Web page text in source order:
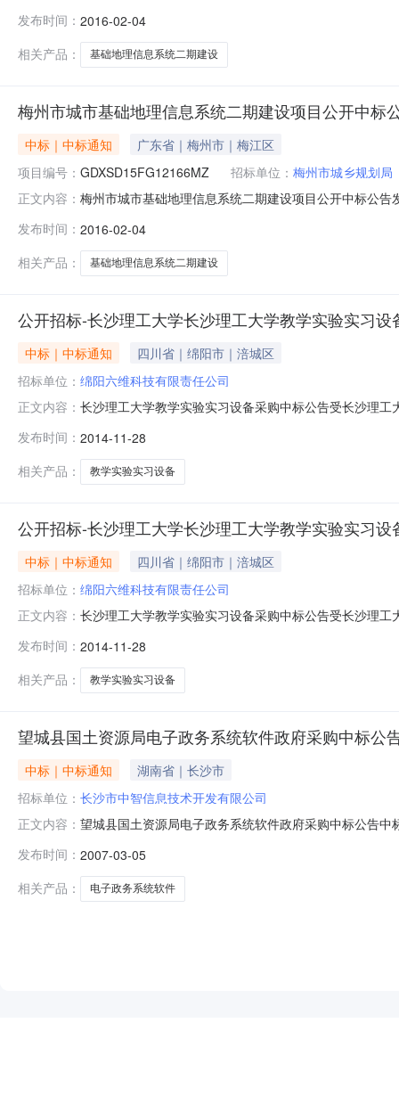
目联系电话详见公告正文采购人梅州市城乡规划局采购
见公告正文代理机构联系方式详见公告正
发布时间： 2016-02-04
相关产品：
基础地理信息系统二期建设
梅州市城市基础地理信息系统二期建设项目公开中标
中标｜中标通知
广东省｜梅州市｜梅江区
项目编号： GDXSD15FG12166MZ 招标单位： 梅州市城乡规划局
正文内容： 梅州市城市基础地理信息系统二期建设项目公开中标公
1月13日就梅州市城市基础地理信息系统二期建设项目（
发布时间： 2016-02-04
相关产品：
基础地理信息系统二期建设
公开招标-长沙理工大学长沙理工大学教学实验实习设
中标｜中标通知
四川省｜绵阳市｜涪城区
招标单位： 绵阳六维科技有限责任公司
正文内容： 长沙理工大学教学实验实习设备采购中标公告受长沙理
标结果包名投标人名称得分中标金额排序联系人联系电
发布时间： 2014-11-28
相关产品：
教学实验实习设备
公开招标-长沙理工大学长沙理工大学教学实验实习设
中标｜中标通知
四川省｜绵阳市｜涪城区
招标单位： 绵阳六维科技有限责任公司
正文内容： 长沙理工大学教学实验实习设备采购中标公告受长沙理
标结果包名投标人名称得分中标金额排序联系人联系电
发布时间： 2014-11-28
相关产品：
教学实验实习设备
望城县国土资源局电子政务系统软件政府采购中标公
中标｜中标通知
湖南省｜长沙市
招标单位： 长沙市中智信息技术开发有限公司
正文内容： 望城县国土资源局电子政务系统软件政府采购中标公告
软件政府采购进行竞争性谈判。谈判会议于2006年12月
真、仔细的评
发布时间： 2007-03-05
相关产品：
电子政务系统软件